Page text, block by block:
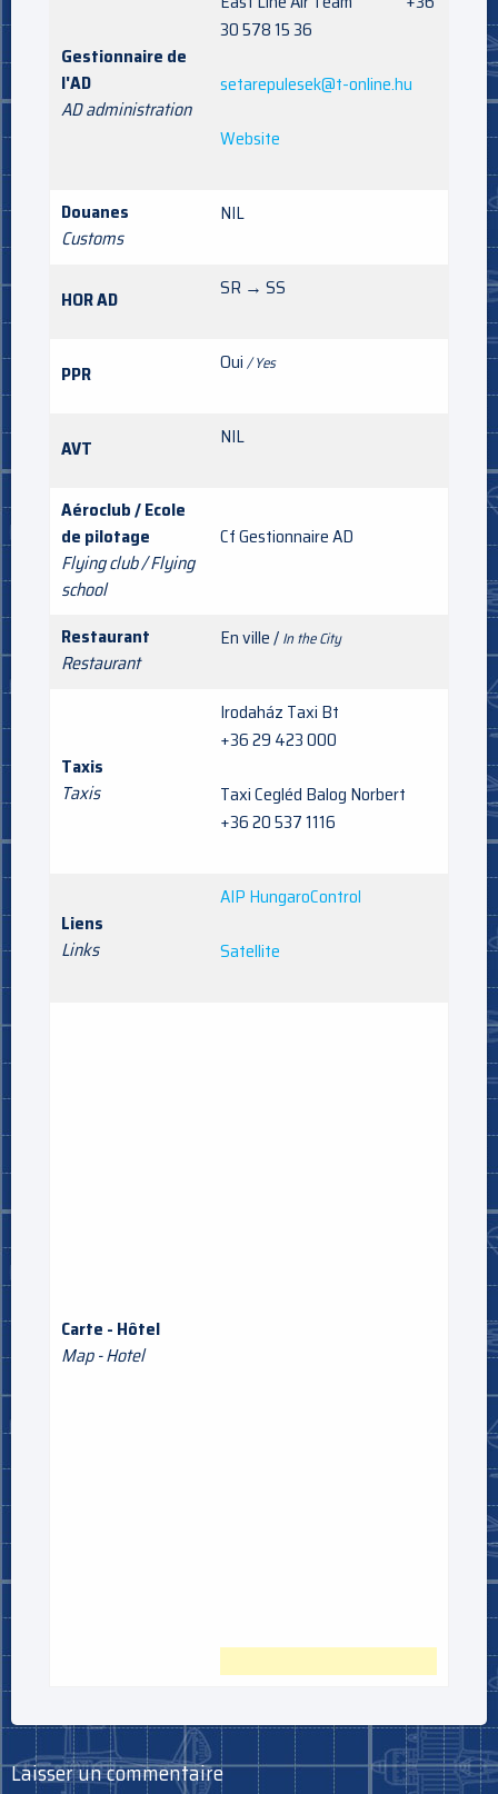
Gestionnaire de
l'AD
AD administration
30 578 15 36
setarepulesek@t-online.hu
Website
Douanes
Customs
NIL
HOR AD SR → SS
PPR Oui/ Yes
AVT NIL
Aéroclub / Ecole
de pilotage
Flying club / Flying
school
Cf Gestionnaire AD
Restaurant
Restaurant
En ville /In the City
Taxis
Taxis
Irodaház Taxi Bt
+36 29 423 000
Taxi Cegléd Balog Norbert
+36 20 537 1116
Liens
Links
AIP HungaroControl
Satellite
Carte - Hôtel
Map - Hotel
Laisser un commentaire